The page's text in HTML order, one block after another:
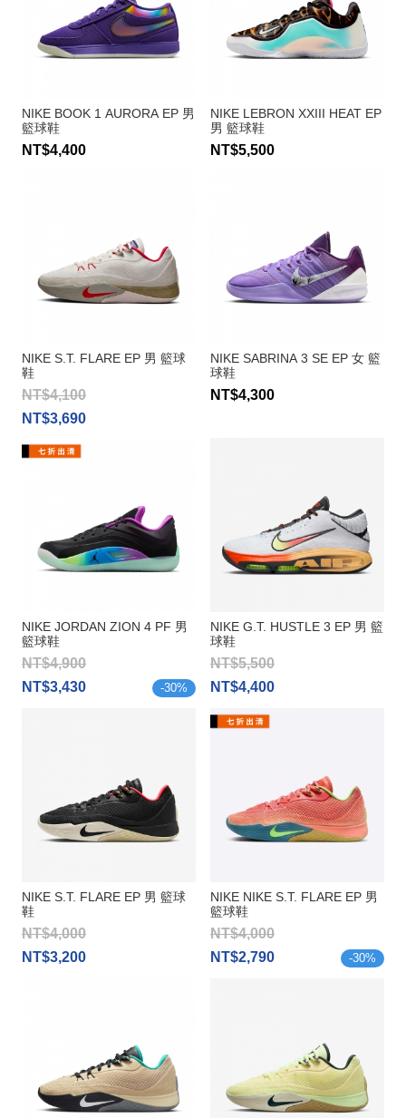
NIKE BOOK 1 AURORA EP 男
籃球鞋
NT$4,400
NIKE LEBRON XXIII HEAT EP
男 籃球鞋
NT$5,500
NIKE S.T. FLARE EP 男 籃球
鞋
NT$4,100
NT$3,690
NIKE SABRINA 3 SE EP 女 籃
球鞋
NT$4,300
NIKE JORDAN ZION 4 PF 男
籃球鞋
NT$4,900
NT$3,430
-30%
NIKE G.T. HUSTLE 3 EP 男 籃
球鞋
NT$5,500
NT$4,400
NIKE S.T. FLARE EP 男 籃球
鞋
NT$4,000
NT$3,200
NIKE NIKE S.T. FLARE EP 男
籃球鞋
NT$4,000
NT$2,790
-30%